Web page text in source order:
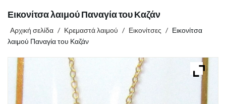
Εικονίτσα λαιμού Παναγία του Καζάν
Αρχική σελίδα / Κρεμαστά λαιμού / Εικονίτσες / Εικονίτσα
λαιμού Παναγία του Καζάν